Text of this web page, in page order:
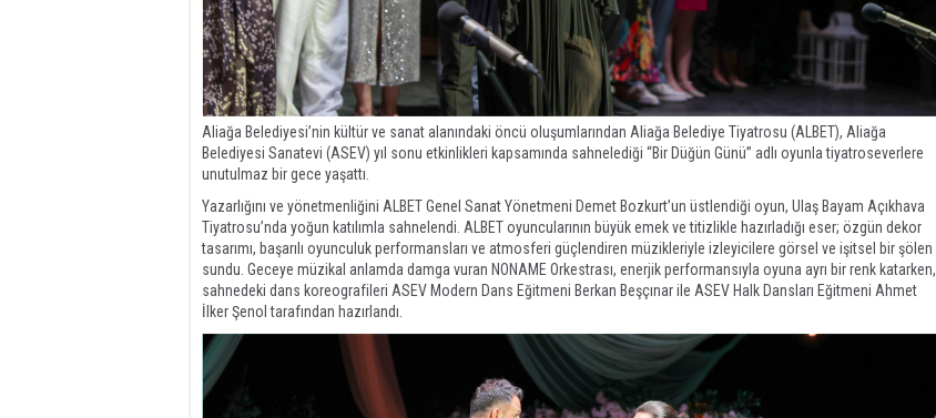
Aliağa Belediyesi’nin kültür ve sanat alanındaki öncü oluşumlarından Aliağa Belediye Tiyatrosu (ALBET), Aliağa
Belediyesi Sanatevi (ASEV) yıl sonu etkinlikleri kapsamında sahnelediği “Bir Düğün Günü” adlı oyunla tiyatroseverlere
unutulmaz bir gece yaşattı.
Yazarlığını ve yönetmenliğini ALBET Genel Sanat Yönetmeni Demet Bozkurt’un üstlendiği oyun, Ulaş Bayam Açıkhava
Tiyatrosu’nda yoğun katılımla sahnelendi. ALBET oyuncularının büyük emek ve titizlikle hazırladığı eser; özgün dekor
tasarımı, başarılı oyunculuk performansları ve atmosferi güçlendiren müzikleriyle izleyicilere görsel ve işitsel bir şölen
sundu. Geceye müzikal anlamda damga vuran NONAME Orkestrası, enerjik performansıyla oyuna ayrı bir renk katarken,
sahnedeki dans koreografileri ASEV Modern Dans Eğitmeni Berkan Beşçınar ile ASEV Halk Dansları Eğitmeni Ahmet
İlker Şenol tarafından hazırlandı.